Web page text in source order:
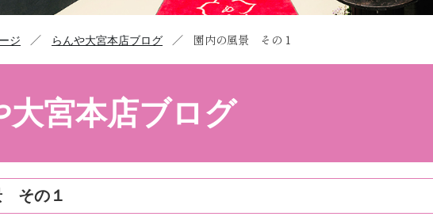
ジ ／ らんや大宮本店ブログ ／ 園内の風景 その１
大宮本店ブログ
その１